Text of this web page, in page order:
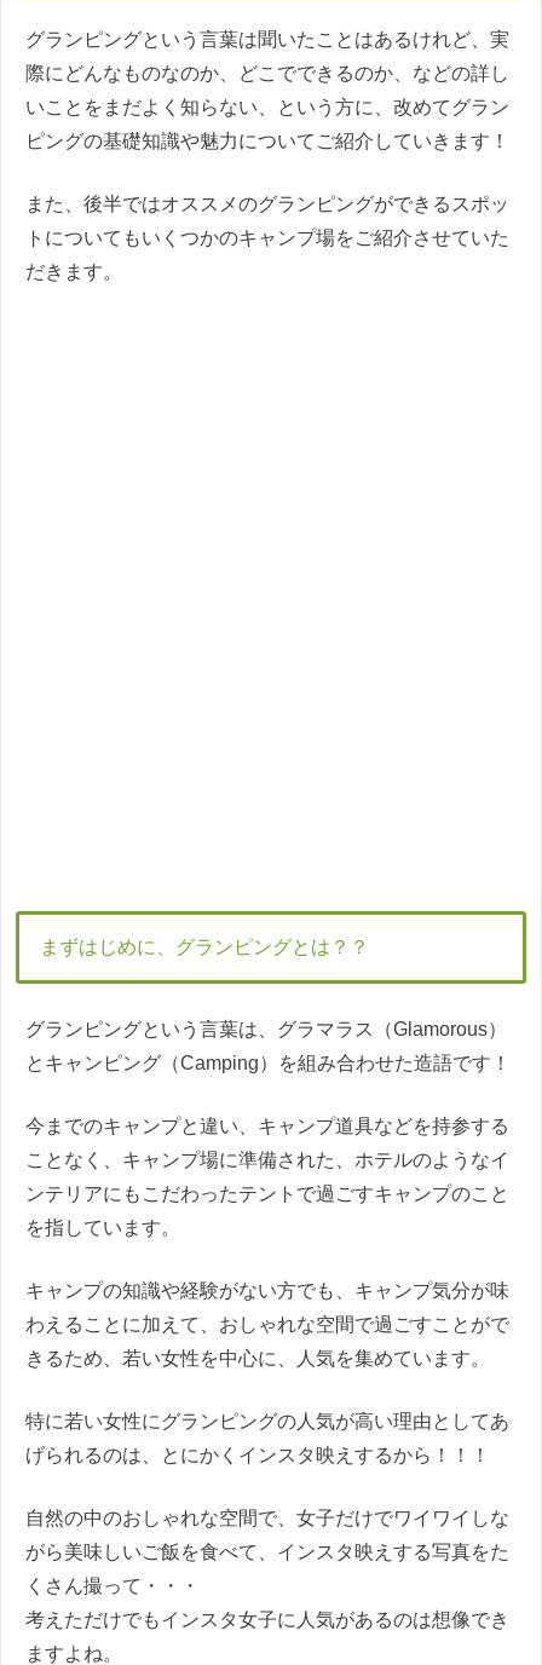
グランピングという言葉は聞いたことはあるけれど、実
際にどんなものなのか、どこでできるのか、などの詳し
いことをまだよく知らない、という方に、改めてグラン
ピングの基礎知識や魅力についてご紹介していきます！
また、後半ではオススメのグランピングができるスポッ
トについてもいくつかのキャンプ場をご紹介させていた
だきます。
まずはじめに、グランピングとは？？
グランピングという言葉は、グラマラス（Glamorous）
とキャンピング（Camping）を組み合わせた造語です！
今までのキャンプと違い、キャンプ道具などを持参する
ことなく、キャンプ場に準備された、ホテルのようなイ
ンテリアにもこだわったテントで過ごすキャンプのこと
を指しています。
キャンプの知識や経験がない方でも、キャンプ気分が味
わえることに加えて、おしゃれな空間で過ごすことがで
きるため、若い女性を中心に、人気を集めています。
特に若い女性にグランピングの人気が高い理由としてあ
げられるのは、とにかくインスタ映えするから！！！
自然の中のおしゃれな空間で、女子だけでワイワイしな
がら美味しいご飯を食べて、インスタ映えする写真をた
くさん撮って・・・
考えただけでもインスタ女子に人気があるのは想像でき
ますよね。